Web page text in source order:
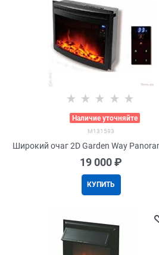
Наличие уточняйте
M131593
Широкий очаг 2D Garden Way
19 000 ₽
КУПИТЬ